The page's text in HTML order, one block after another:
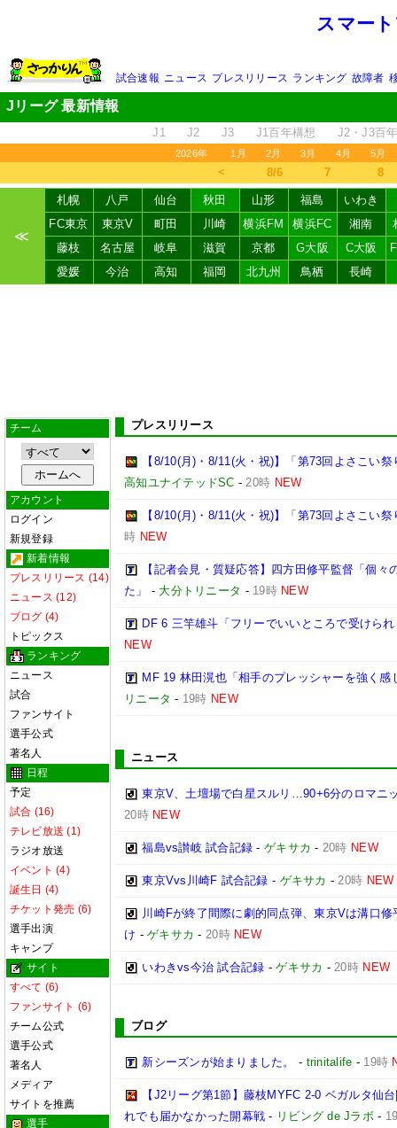
スマー
試合速報 ニュース プレスリリース ランキング 故障者
Jリーグ 最新情報
J1 J2 J3 J1百年構想 J2・J3百
2026年 1月 2月 3月 4月 5月
＜ 8/6 7 8
≪
札幌 八戸 仙台 秋田 山形 福島
いわき
FC東京
東京V 町田 川崎 横浜FM 横浜FC 湘南
藤枝
名古屋 岐阜 滋賀 京都 G大阪 C大阪
愛媛
今治 高知 福岡 北九州 鳥栖 長崎
チーム
アカウント
ログイン
新規登録
新着情報
プレスリリース (14)
ニュース (12)
ブログ (4)
トピックス
ランキング
ニュース
試合
ファンサイト
選手公式
著名人
日程
予定
試合 (16)
テレビ放送 (1)
ラジオ放送
イベント (4)
誕生日 (4)
チケット発売 (6)
選手出演
キャンプ
サイト
すべて (6)
ファンサイト (6)
チーム公式
選手公式
著名人
メディア
サイトを推薦
選手
プレスリリース
【8/10(月)・8/11(火・祝)】「第73回よさこい
高知ユナイテッドSC -20時 NEW
【8/10(月)・8/11(火・祝)】「第73回よさこい
時 NEW
【記者会見・質疑応答】四方田修平監督「個
た」
- 大分トリニータ - 19時 NEW
DF 6 三竿雄斗「フリーでいいところで受けら
NEW
MF 19 林田滉也「相手のプレッシャーを強く
リニータ - 19時 NEW
ニュース
東京V、土壇場で白星スルリ…90+6分のロマニ
20時 NEW
福島vs讃岐 試合記録 -ゲキサカ - 20時 NEW
東京Vvs川崎F 試合記録 - ゲキサカ -20時 NEW
川崎Fが終了間際に劇的同点弾、東京Vは溝口
け -ゲキサカ - 20時 NEW
いわきvs今治 試合記録 -ゲキサカ -20時 NEW
ブログ
新シーズンが始まりました。 - trinitalife - 19時
【J2リーグ第1節】藤枝MYFC 2-0 ベガルタ仙
れでも届かなかった開幕戦 - リビング de Jラボ-